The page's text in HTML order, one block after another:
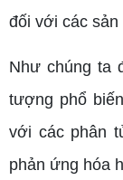
đối với các
Như chúng ta
tượng phổ
với các phân
phản ứng hóa